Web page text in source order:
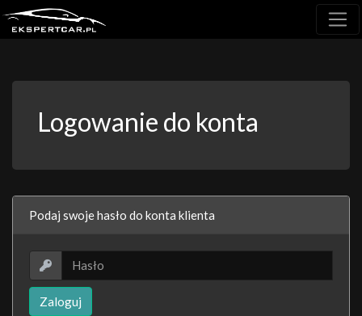
Logowanie do konta
Podaj swoje hasło do konta klienta